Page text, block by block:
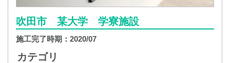
吹田市 某大学 学寮施設
施工完了時期： 2020/07
カテゴリ